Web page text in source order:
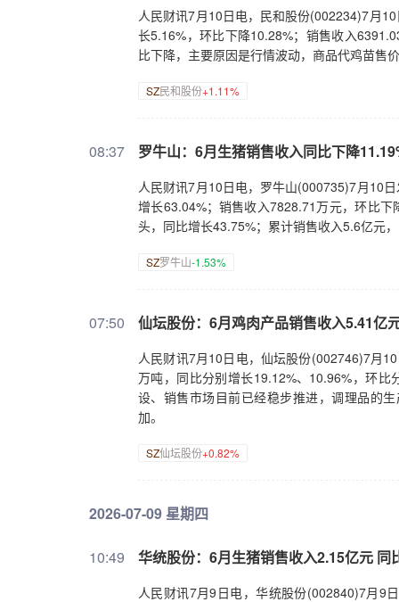
人民财讯7月10日电，民和股份(002234)7月
长5.16%，环比下降10.28%；销售收入
比下降，主要原因是行情波动，商品代鸡苗售
SZ民和股份+1.11%
08:37 罗牛山：6月生猪销售收入同比下降
人民财讯7月10日电，罗牛山(000735)7月10
增长63.04%；销售收入7828.71万元，环比
头，同比增长43.75%；累计销售收入5.6亿元
SZ罗牛山-1.53%
07:50 仙坛股份：6月鸡肉产品销售收入5.41亿
人民财讯7月10日电，仙坛股份(002746)7月
万吨，同比分别增长19.12%、10.96%，环
设、销售市场目前已经稳步推进，调理品的
加。
SZ仙坛股份+0.82%
2026-07-09 星期四
10:49 华统股份：6月生猪销售收入2.15亿元 同
人民财讯7月9日电，华统股份(002840)7月9